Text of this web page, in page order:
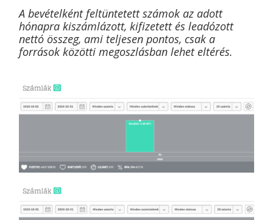
A bevételként feltüntetett számok az adott
hónapra kiszámlázott, kifizetett és leadózott
nettó összeg, ami teljesen pontos, csak a
források közötti megoszlásban lehet eltérés.